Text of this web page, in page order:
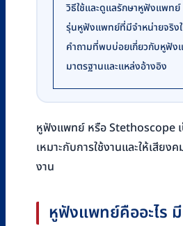
วิธีใช้และดูแลรักษาหูฟังแพทย์
รุ่นหูฟังแพทย์ที่มีจำหน่ายจริง
คำถามที่พบบ่อยเกี่ยวกับหูฟัง
มาตรฐานและแหล่งอ้างอิง
หูฟังแพทย์ หรือ Stethoscope
เหมาะกับการใช้งานและให้เสีย
งาน
หูฟังแพทย์คืออะไร